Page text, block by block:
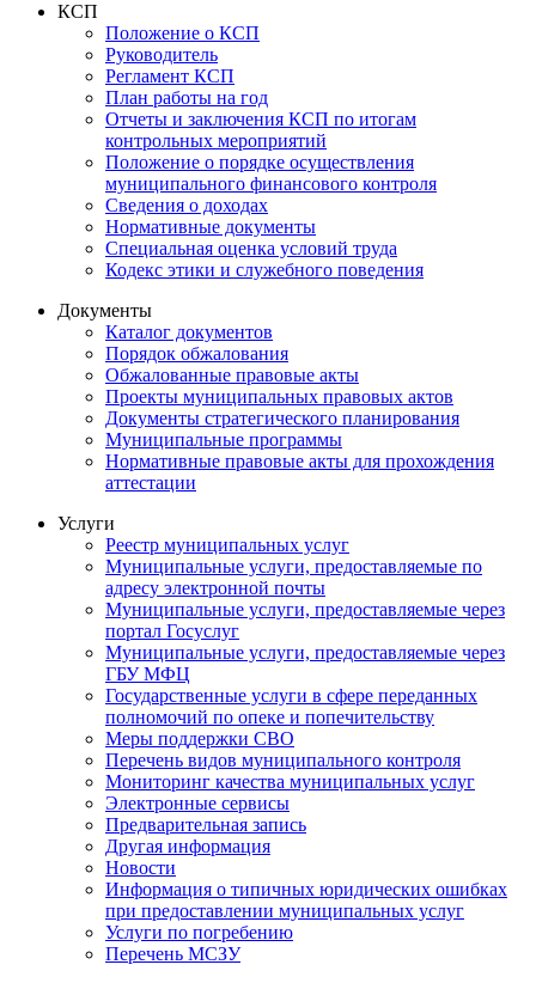
КСП
Положение о КСП
Руководитель
Регламент КСП
План работы на год
Отчеты и заключения КСП по итогам
контрольных мероприятий
Положение о порядке осуществления
муниципального финансового контроля
Сведения о доходах
Нормативные документы
Специальная оценка условий труда
Кодекс этики и служебного поведения
Документы
Каталог документов
Порядок обжалования
Обжалованные правовые акты
Проекты муниципальных правовых актов
Документы стратегического планирования
Муниципальные программы
Нормативные правовые акты для прохождения
аттестации
Услуги
Реестр муниципальных услуг
Муниципальные услуги, предоставляемые по
адресу электронной почты
Муниципальные услуги, предоставляемые через
портал Госуслуг
Муниципальные услуги, предоставляемые через
ГБУ МФЦ
Государственные услуги в сфере переданных
полномочий по опеке и попечительству
Меры поддержки СВО
Перечень видов муниципального контроля
Мониторинг качества муниципальных услуг
Электронные сервисы
Предварительная запись
Другая информация
Новости
Информация о типичных юридических ошибках
при предоставлении муниципальных услуг
Услуги по погребению
Перечень МСЗУ